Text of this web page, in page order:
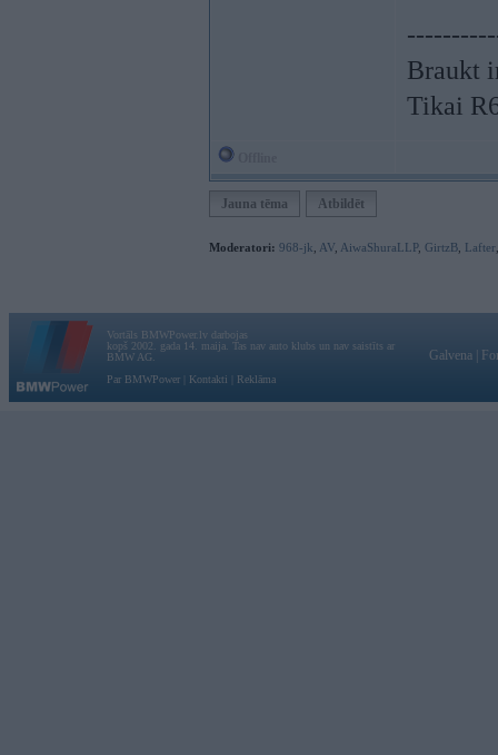
Braukt
Tikai
Jauna tēma Atbildēt
Moderatori: 968-jk AV AiwaShuraLLP, GirtzB Lafter
Vortāls BMWPower.lv darbojas
kopš 2002. gada 14. maija. Tas nav auto klubs un nav saistīts ar
BMW AG.
Par BMWPower
Kontakti Reklāma
Galvena